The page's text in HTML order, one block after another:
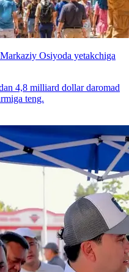
Osiyoda yetakchiga
4,8 milliard dollar daromad
teng.